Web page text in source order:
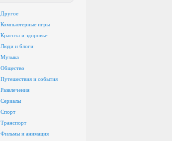
Другое
Компьютерные игры
Красота и здоровье
Люди и блоги
Музыка
Общество
Путешествия и события
Развлечения
Сериалы
Спорт
Транспорт
Фильмы и анимация